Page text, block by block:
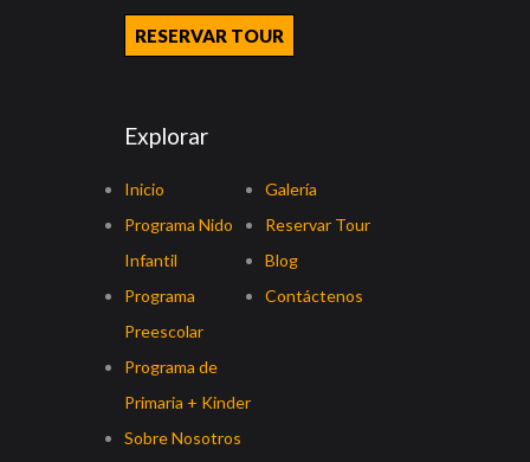
RESERVAR TOUR
Explorar
Inicio
Programa Nido
Infantil
Programa
Preescolar
Programa de
Primaria + Kinder
Sobre Nosotros
Galería
Reservar Tour
Blog
Contáctenos